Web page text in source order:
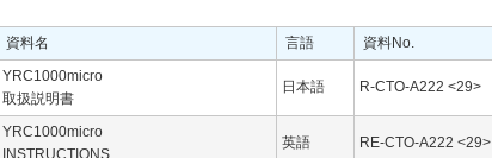
資料名 言語 資料No.
YRC1000micro
取扱説明書
日本語 R-CTO-A222 <29>
YRC1000micro
INSTRUCTIONS
英語 RE-CTO-A222 <29>